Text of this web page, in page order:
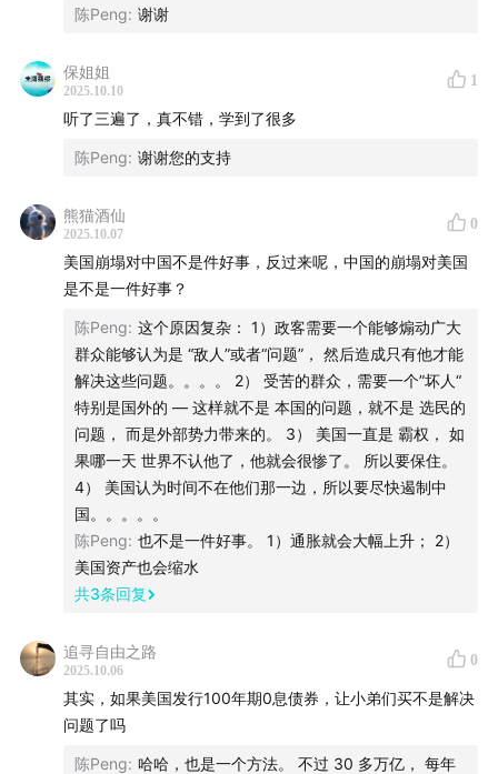
《原则》 购书链接
陈Peng: 谢谢
保姐姐
2025.10.10
1
听了三遍了，真不错，学到了很多
陈Peng: 谢谢您的支持
熊猫酒仙
2025.10.07
0
美国崩塌对中国不是件好事，反过来呢，中国的崩塌对美国
是不是一件好事？
陈Peng: 这个原因复杂： 1）政客需要一个能够煽动广大
群众能够认为是 “敌人”或者“问题”， 然后造成只有他才能
解决这些问题。。。。 2） 受苦的群众，需要一个”坏人“
特别是国外的 — 这样就不是 本国的问题，就不是 选民的
问题， 而是外部势力带来的。 3） 美国一直是 霸权， 如
果哪一天 世界不认他了，他就会很惨了。 所以要保住。
4） 美国认为时间不在他们那一边，所以要尽快遏制中
国。。。。。
陈Peng: 也不是一件好事。 1）通胀就会大幅上升； 2）
美国资产也会缩水
共3条回复
追寻自由之路
2025.10.06
0
其实，如果美国发行100年期0息债券，让小弟们买不是解决
问题了吗
陈Peng: 哈哈，也是一个方法。 不过 30 多万亿， 每年